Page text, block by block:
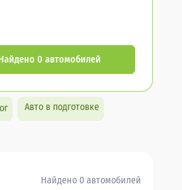
0 автомобилей
Авто в подготовке
Найдено 0 автомобилей